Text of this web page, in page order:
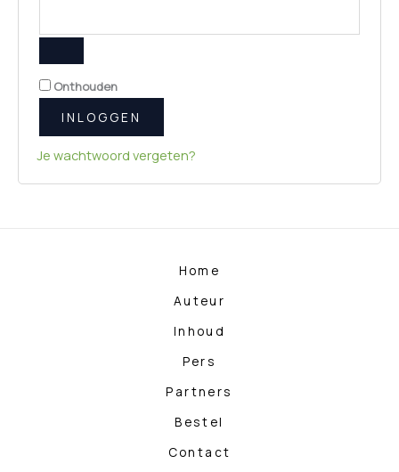
Onthouden
INLOGGEN
Je wachtwoord vergeten?
Home
Auteur
Inhoud
Pers
Partners
Bestel
Contact